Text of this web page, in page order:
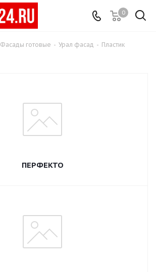
0
Фасады готовые - Урал фасад - Пластик
ПЕРФЕКТО